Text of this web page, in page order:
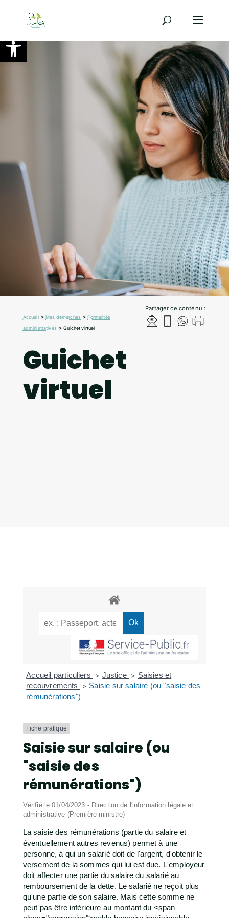
Ouvrir la barre d’outils
Partager ce contenu :
Accueil>Mes démarches >Formalités
administratives>Guichet virtuel
Guichet
virtuel
Accueil particuliers > Justice > Saisies et
recouvrements
> Saisie sur salaire (ou "saisie des
rémunérations")
Fiche pratique
Saisie sur salaire (ou
"saisie des
rémunérations")
Vérifié le 01/04/2023 - Direction de l'information légale et
administrative (Première ministre)
La saisie des rémunérations (partie du salaire et
éventuellement autres revenus) permet à une
personne, à qui un salarié doit de l'argent, d'obtenir le
versement de la sommes qui lui est due. L'employeur
doit affecter une partie du salaire du salarié au
remboursement de la dette. Le salarié ne reçoit plus
qu'une partie de son salaire. Mais cette somme ne
peut pas être inférieure au montant du <span